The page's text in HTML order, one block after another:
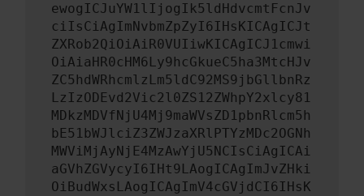
ewogICJuYW1lIjogIk5ldHdvcmtFcnJv
ciIsCiAgImNvbmZpZyI6IHsKICAgICJt
ZXRob2QiOiAiR0VUIiwKICAgICJ1cmwi
OiAiaHR0cHM6Ly9hcGkueC5ha3MtcHJv
ZC5hdWRhcmlzLm5ldC92MS9jbGllbnRz
LzIzODEvd2Vic2l0ZS12ZWhpY2xlcy81
MDkzMDVfNjU4Mj9maWVsZD1pbnRlcm5h
bE51bWJlciZ3ZWJzaXRlPTYzMDc2OGNh
MWViMjAyNjE4MzAwYjU5NCIsCiAgICAi
aGVhZGVycyI6IHt9LAogICAgImJvZHki
OiBudWxsLAogICAgImV4cGVjdCI6IHsK